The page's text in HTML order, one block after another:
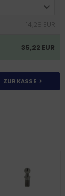
14,28 EUR
35,22 EUR
ZUR KASSE